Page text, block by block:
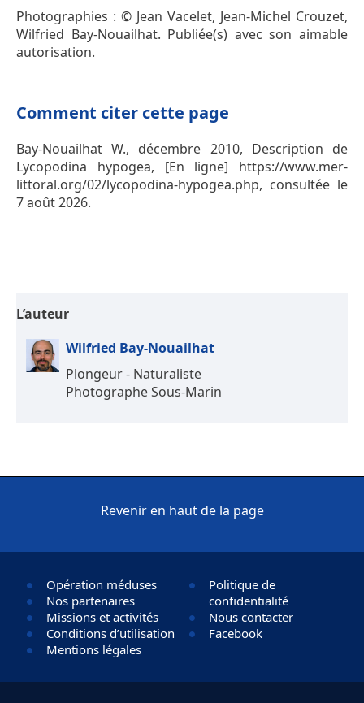
Photographies : © Jean Vacelet, Jean-Michel Crouzet,
Wilfried Bay-Nouailhat. Publiée(s) avec son aimable
autorisation.
Comment citer cette page
Bay-Nouailhat W., décembre 2010, Description de
Lycopodina hypogea, [En ligne] https://www.mer-
littoral.org/02/lycopodina-hypogea.php, consultée le
7 août 2026.
L’auteur
Wilfried Bay-Nouailhat
Plongeur - Naturaliste
Photographe Sous-Marin
Revenir en haut de la page
Opération méduses
Nos partenaires
Missions et activités
Conditions d’utilisation
Mentions légales
Politique de
confidentialité
Nous contacter
Facebook